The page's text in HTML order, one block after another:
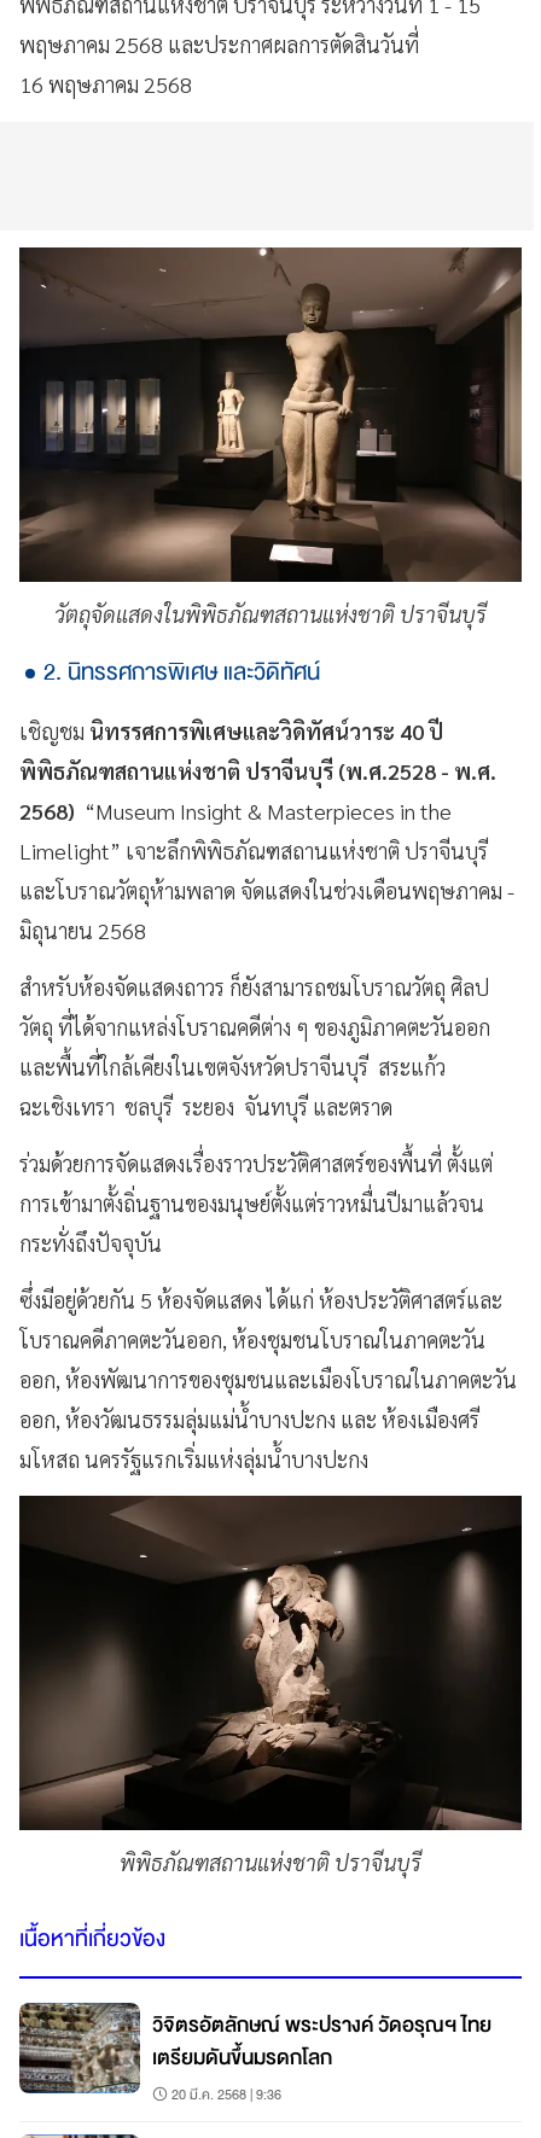
พฤษภาคม 2568 และประกาศผลการตัดสินวันที่
16 พฤษภาคม 2568
วัตถุจัดแสดงในพิพิธภัณฑสถานแห่งชาติ ปราจีนบุรี
2. นิทรรศการพิเศษ และวิดิทัศน์
เชิญชม นิทรรศการพิเศษและวิดิทัศน์วาระ 40 ปี
พิพิธภัณฑสถานแห่งชาติ ปราจีนบุรี (พ.ศ.2528 - พ.ศ.
2568) “Museum Insight & Masterpieces in the
Limelight” เจาะลึกพิพิธภัณฑสถานแห่งชาติ ปราจีนบุรี
และโบราณวัตถุห้ามพลาด จัดแสดงในช่วงเดือนพฤษภาคม -
มิถุนายน 2568
สำหรับห้องจัดแสดงถาวร ก็ยังสามารถชมโบราณวัตถุ ศิลป
วัตถุ ที่ได้จากแหล่งโบราณคดีต่าง ๆ ของภูมิภาคตะวันออก
และพื้นที่ใกล้เคียงในเขตจังหวัดปราจีนบุรี สระแก้ว
ฉะเชิงเทรา ชลบุรี ระยอง จันทบุรี และตราด
ร่วมด้วยการจัดแสดงเรื่องราวประวัติศาสตร์ของพื้นที่ ตั้งแต่
การเข้ามาตั้งถิ่นฐานของมนุษย์ตั้งแต่ราวหมื่นปีมาแล้วจน
กระทั่งถึงปัจจุบัน
ซึ่งมีอยู่ด้วยกัน 5 ห้องจัดแสดง ได้แก่ ห้องประวัติศาสตร์และ
โบราณคดีภาคตะวันออก, ห้องชุมชนโบราณในภาคตะวัน
ออก, ห้องพัฒนาการของชุมชนและเมืองโบราณในภาคตะวัน
ออก, ห้องวัฒนธรรมลุ่มแม่น้ำบางปะกง และ ห้องเมืองศรี
มโหสถ นครรัฐแรกเริ่มแห่งลุ่มน้ำบางปะกง
พิพิธภัณฑสถานแห่งชาติ ปราจีนบุรี
เนื้อหาที่เกี่ยวข้อง
วิจิตรอัตลักษณ์ พระปรางค์ วัดอรุณฯ ไทย
เตรียมดันขึ้นมรดกโลก
20 มี.ค. 2568 | 9:36